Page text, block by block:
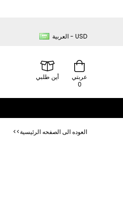
العربية - USD
عربتي
0
أين طلبي
<<العوده‌ الی الصفحه‌ الرئیسیة